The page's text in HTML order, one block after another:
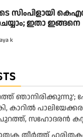
സിംപിളായി
ഇതാ ഇങ്ങനെ
k
ഞാനിരിക്കുന്നു’;
പാലിയേക്കര
സഹോദരൻ